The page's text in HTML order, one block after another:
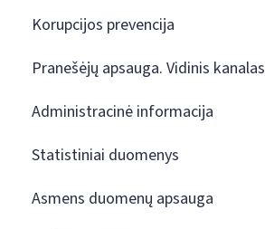
Korupcijos prevencija
Pranešėjų apsauga. Vidinis kanalas
Administracinė informacija
Statistiniai duomenys
Asmens duomenų apsauga